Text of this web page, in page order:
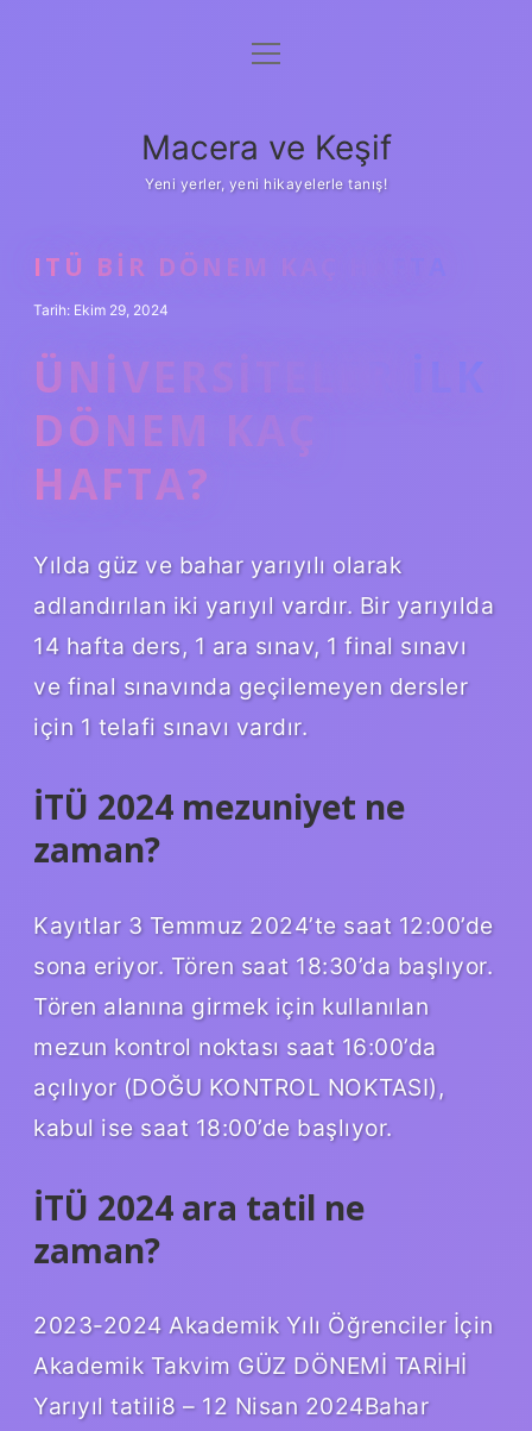
Anasayfa
Yasal Uyarı
menüyü
Macera ve Keşif
Yeni yerler, yeni hikayelerle tanış!
ITÜ BIR DÖNEM KAÇ HAFTA
Tarih: Ekim 29, 2024
ÜNIVERSITELER ILK
DÖNEM KAÇ
HAFTA?
Yılda güz ve bahar yarıyılı olarak
adlandırılan iki yarıyıl vardır. Bir yarıyılda
14 hafta ders, 1 ara sınav, 1 final sınavı
ve final sınavında geçilemeyen dersler
için 1 telafi sınavı vardır.
İTÜ 2024 mezuniyet ne
zaman?
Kayıtlar 3 Temmuz 2024’te saat 12:00’de
sona eriyor. Tören saat 18:30’da başlıyor.
Tören alanına girmek için kullanılan
mezun kontrol noktası saat 16:00’da
açılıyor (DOĞU KONTROL NOKTASI),
kabul ise saat 18:00’de başlıyor.
İTÜ 2024 ara tatil ne
zaman?
2023-2024 Akademik Yılı Öğrenciler İçin
Akademik Takvim GÜZ DÖNEMİ TARİHİ
Yarıyıl tatili8 – 12 Nisan 2024Bahar